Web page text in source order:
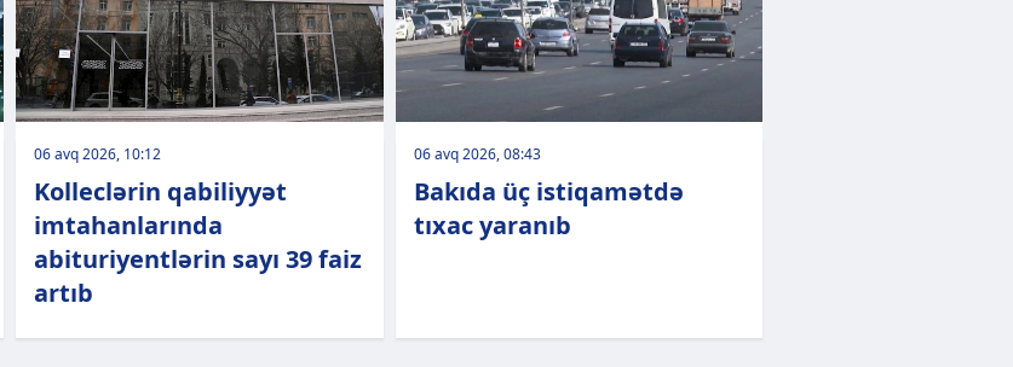
06 avq 2026, 10:12
Kolleclərin qabiliyyət
imtahanlarında
abituriyentlərin sayı 39 faiz
artıb
06 avq 2026, 08:43
Bakıda üç istiqamətdə
tıxac yaranıb